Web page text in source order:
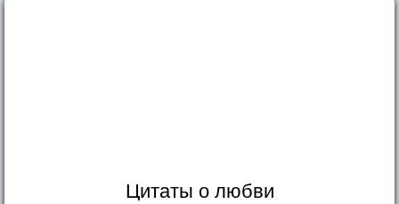
Цитаты о любви